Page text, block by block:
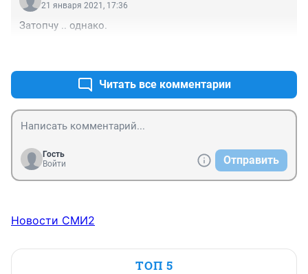
21 января 2021, 17:36
Затопчу .. однако.
Читать все комментарии
Гость
Войти
Отправить
Новости СМИ2
ТОП 5